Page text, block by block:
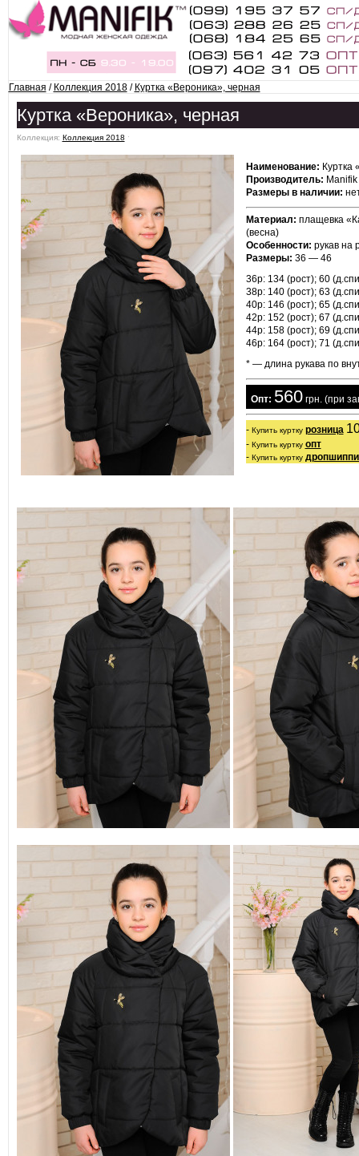
Главная / Коллекция 2018/ Куртка «Вероника», черная
Куртка «Вероника», черная
Коллекция: Коллекция 2018 ˑ
Наименование: Куртка
Производитель: Manifik
Размеры в наличии:
Материал: плащевка
(весна)
Особенности: рукав на
Размеры: 36 — 46
36р: 134 (рост); 60
38р: 140 (рост); 63
40р: 146 (рост); 65
42р: 152 (рост); 67
44р: 158 (рост); 69
46р: 164 (рост); 71
* — длина рукава по
  Опт:
560 грн. (при
- Купить куртку розница
- Купить куртку опт
- Купить куртку